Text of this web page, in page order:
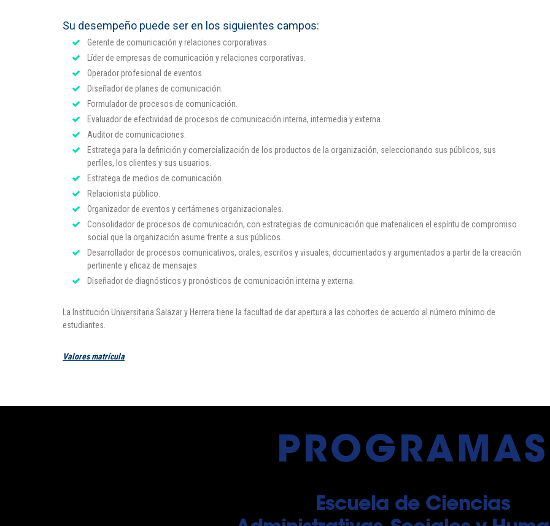
Su desempeño puede ser en los siguientes campos:
Gerente de comunicación y relaciones corporativas.
Líder de empresas de comunicación y relaciones corporativas.
Operador profesional de eventos.
Diseñador de planes de comunicación.
Formulador de procesos de comunicación.
Evaluador de efectividad de procesos de comunicación interna, intermedia y externa.
Auditor de comunicaciones.
Estratega para la definición y comercialización de los productos de la organización, seleccionando sus públicos, sus
perfiles, los clientes y sus usuarios.
Estratega de medios de comunicación.
Relacionista público.
Organizador de eventos y certámenes organizacionales.
Consolidador de procesos de comunicación, con estrategias de comunicación que materialicen el espíritu de compromiso
social que la organización asume frente a sus públicos.
Desarrollador de procesos comunicativos, orales, escritos y visuales, documentados y argumentados a partir de la creación
pertinente y eficaz de mensajes.
Diseñador de diagnósticos y pronósticos de comunicación interna y externa.
La Institución Universitaria Salazar y Herrera tiene la facultad de dar apertura a las cohortes de acuerdo al número mínimo de
estudiantes.
Valores matrícula
PROGRAMAS
Escuela de Ciencias